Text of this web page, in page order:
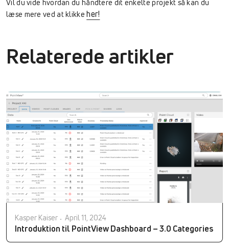
Vil du vide hvordan du håndtere dit enkelte projekt så kan du
læse mere ved at klikkeher!
Relaterede artikler
Kasper Kaiser April 11, 2024
Introduktion til PointView Dashboard – 3.0 Categories